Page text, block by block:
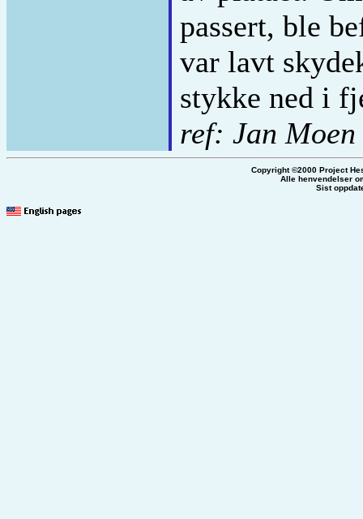
passert, ble
var lavt
stykke ned i
ref: Jan Moen
Copyright ©2000 Project
Alle henvendelser
Sist